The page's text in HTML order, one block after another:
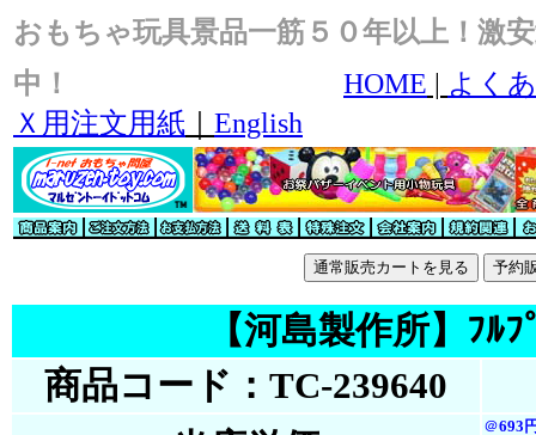
おもちゃ玩具景品一筋５０年以上！激
中！
HOME | よく
Ｘ用注文用紙
English
【河島製作所】ﾌﾙ
商品コード：TC-239640
＠693